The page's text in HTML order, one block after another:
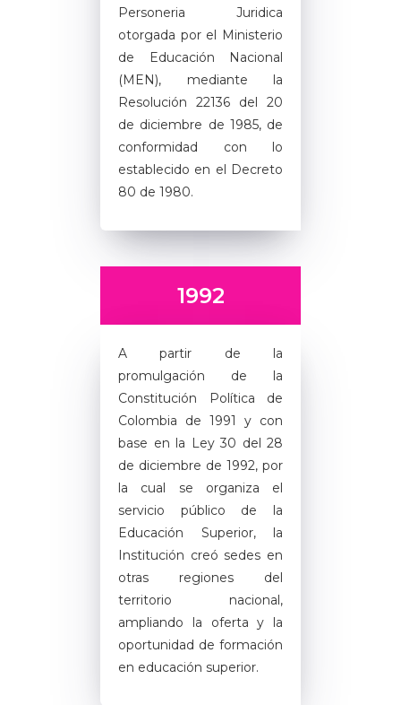
Personeria Juridica
otorgada por el Ministerio
de Educación Nacional
(MEN), mediante la
Resolución 22136 del 20
de diciembre de 1985, de
conformidad con lo
establecido en el Decreto
80 de 1980.
1992
A partir de la
promulgación de la
Constitución Política de
Colombia de 1991 y con
base en la Ley 30 del 28
de diciembre de 1992, por
la cual se organiza el
servicio público de la
Educación Superior, la
Institución creó sedes en
otras regiones del
territorio nacional,
ampliando la oferta y la
oportunidad de formación
en educación superior.